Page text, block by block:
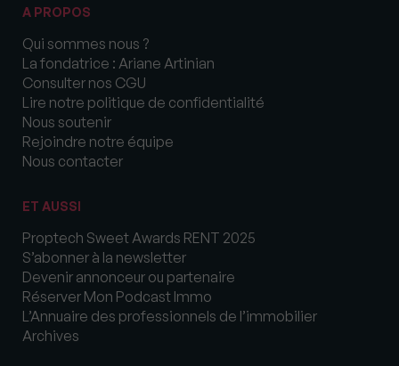
A PROPOS
Qui sommes nous ?
La fondatrice : Ariane Artinian
Consulter nos CGU
Lire notre politique de confidentialité
Nous soutenir
Rejoindre notre équipe
Nous contacter
ET AUSSI
Proptech Sweet Awards RENT 2025
S’abonner à la newsletter
Devenir annonceur ou partenaire
Réserver Mon Podcast Immo
L’Annuaire des professionnels de l’immobilier
Archives